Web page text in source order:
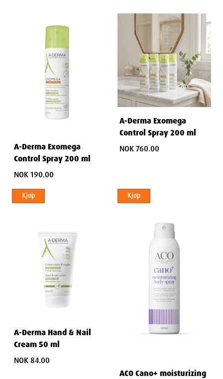
A-Derma Exomega
Control Spray 200 ml
NOK 190.00
Kjøp
A-Derma Exomega
Control Spray 200 ml
NOK 760.00
Kjøp
A-Derma Hand & Nail
Cream 50 ml
NOK 84.00
ACO Cano+ moisturizing